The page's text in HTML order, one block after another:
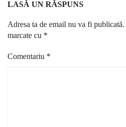
LASĂ UN RĂSPUNS
Adresa ta de email nu va fi publicată.
marcate cu *
Comentariu *